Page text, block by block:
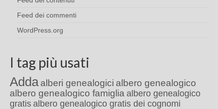
Feed dei commenti
WordPress.org
I tag più usati
Adda alberi genealogici albero genealogico
albero genealogico famiglia albero genealogico
gratis albero genealogico gratis dei cognomi